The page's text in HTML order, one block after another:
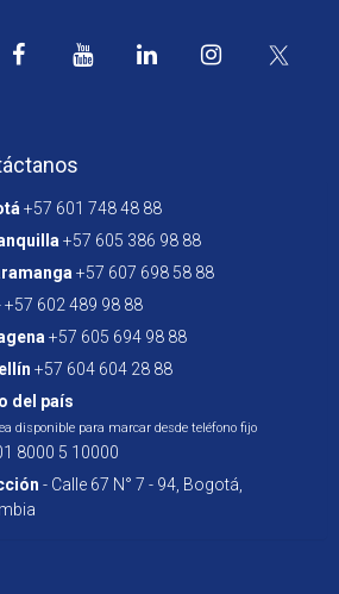
+57 601 748 48 88
+57 605 386 98 88
+57 607 698 58 88
+57 602 489 98 88
+57 605 694 98 88
+57 604 604 28 88
del país
disponible para marcar desde teléfono fijo
8000 5 10000
- Calle 67 N° 7 - 94, Bogotá,